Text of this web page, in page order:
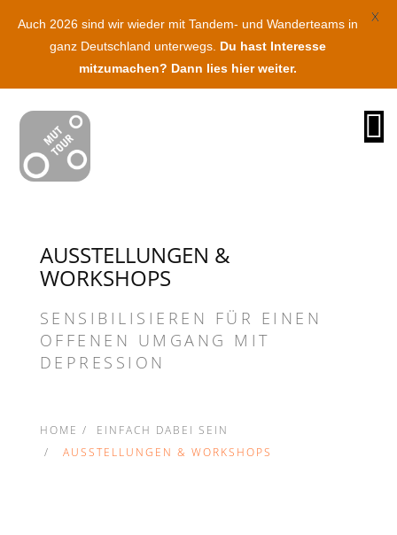
AUSSTELLUNGEN &
WORKSHOPS
SENSIBILISIEREN FÜR EINEN
OFFENEN UMGANG MIT
DEPRESSION
HOME
EINFACH DABEI SEIN
AUSSTELLUNGEN & WORKSHOPS
Auch 2026 sind wir wieder mit Tandem- und Wanderteams in
ganz Deutschland unterwegs. Du hast Interesse
mitzumachen? Dann lies hier weiter.
X